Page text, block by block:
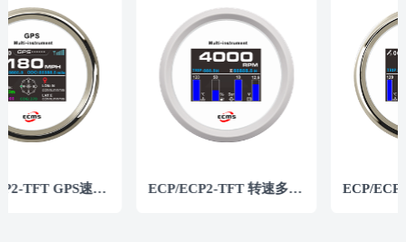
ECP/ECP2-TFT GPS速度/高度仪表 ECP/ECP2-TFT 转速多功能仪表